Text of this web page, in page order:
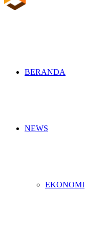
BERANDA
NEWS
EKONOMI